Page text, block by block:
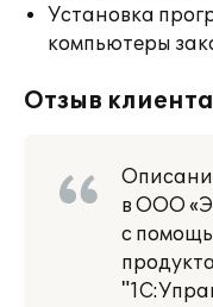
Установка
компьютеры
Отзыв клиента
в ООО
с
продукта